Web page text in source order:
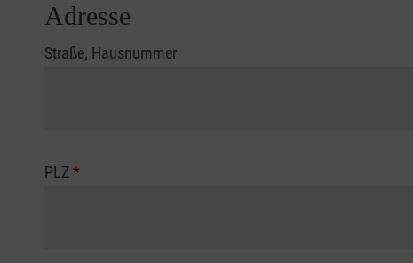
Adresse
Straße, Hausnummer
PLZ*